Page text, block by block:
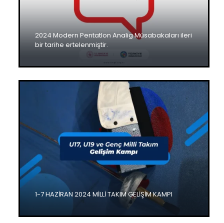
2024 Modern Pentatlon Analig Müsabakaları ileri
bir tarihe ertelenmiştir.
1-7 HAZİRAN 2024 MİLLİ TAKIM GELİŞİM KAMPI